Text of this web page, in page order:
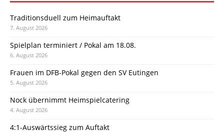
Traditionsduell zum Heimauftakt
7. August 2026
Spielplan terminiert / Pokal am 18.08.
6. August 2026
Frauen im DFB-Pokal gegen den SV Eutingen
5. August 2026
Nock übernimmt Heimspielcatering
4. August 2026
4:1-Auswärtssieg zum Auftakt